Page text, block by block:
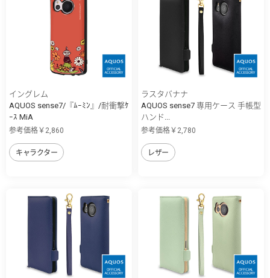
イングレム
AQUOS sense7/『ﾑｰﾐﾝ』/耐衝撃ｹ
ｰｽ MiA
参考価格￥2,860
キャラクター
ラスタバナナ
AQUOS sense7 専用ケース 手帳型
ハンド...
参考価格￥2,780
レザー